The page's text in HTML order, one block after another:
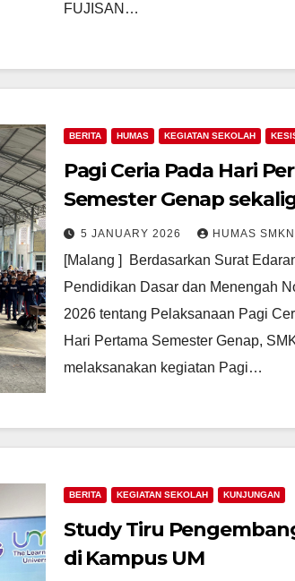
FUJISAN…
BERITA HUMAS KEGIATAN SEKOLAH
Pagi Ceria Pada Hari
Semester Genap
Pemberangkatan PKL
Genap Tahun Ajaran
SMKN 11 Malang
5 JANUARY 2026 HUMAS
[Malang ] Berdasarkan Surat
Pendidikan Dasar dan Menengah
2026 tentang Pelaksanaan Pagi
Hari Pertama Semester Genap,
melaksanakan kegiatan Pagi…
BERITA KEGIATAN SEKOLAH KUNJUNGAN
Study Tiru
di Kampus UM